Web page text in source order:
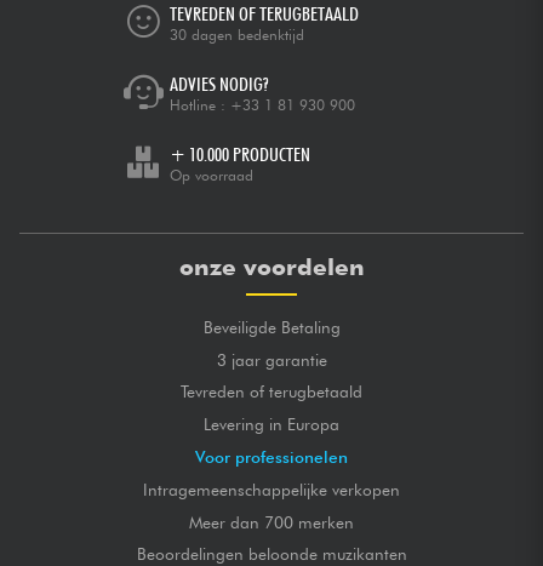
TEVREDEN OF TERUGBETAALD
30 dagen bedenktijd
ADVIES NODIG?
Hotline : +33 1 81 930 900
+ 10.000 PRODUCTEN
Op voorraad
onze voordelen
Beveiligde Betaling
3 jaar garantie
Tevreden of terugbetaald
Levering in Europa
Voor professionelen
Intragemeenschappelijke verkopen
Meer dan 700 merken
Beoordelingen beloonde muzikanten